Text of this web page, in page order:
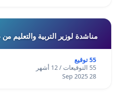
مناشدة لوزير التربية والتعليم
55 توقيع
55 التوقيعات / 12 أشهر
28 Sep 2025